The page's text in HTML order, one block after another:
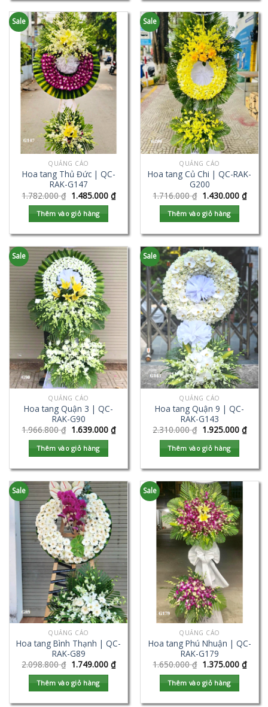
Sale
QUẢNG CÁO
Hoa tang Thủ Đức | QC-
RAK-G147
1.782.000₫ 1.485.000 ₫
Thêm vào giỏ hàng
Sale
QUẢNG CÁO
Hoa tang Củ Chi | QC-RAK-
G200
1.716.000₫ 1.430.000 ₫
Thêm vào giỏ hàng
Sale
QUẢNG CÁO
Hoa tang Quận 3 | QC-
RAK-G90
1.966.800₫ 1.639.000 ₫
Thêm vào giỏ hàng
Sale
QUẢNG CÁO
Hoa tang Quận 9 | QC-
RAK-G143
2.310.000₫ 1.925.000 ₫
Thêm vào giỏ hàng
Sale
QUẢNG CÁO
Hoa tang Bình Thạnh | QC-
RAK-G89
2.098.800₫ 1.749.000 ₫
Thêm vào giỏ hàng
Sale
QUẢNG CÁO
Hoa tang Phú Nhuận | QC-
RAK-G179
1.650.000₫ 1.375.000 ₫
Thêm vào giỏ hàng